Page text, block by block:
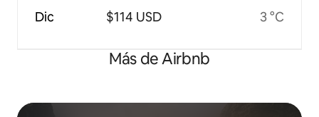
Dic $114 USD 3 °C
Más de Airbnb